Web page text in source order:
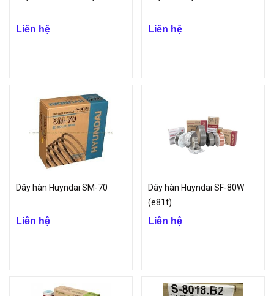
Liên hệ Liên hệ
Dây hàn Huyndai SM-70
Liên hệ
Dây hàn Huyndai SF-80W
(e81t)
Liên hệ